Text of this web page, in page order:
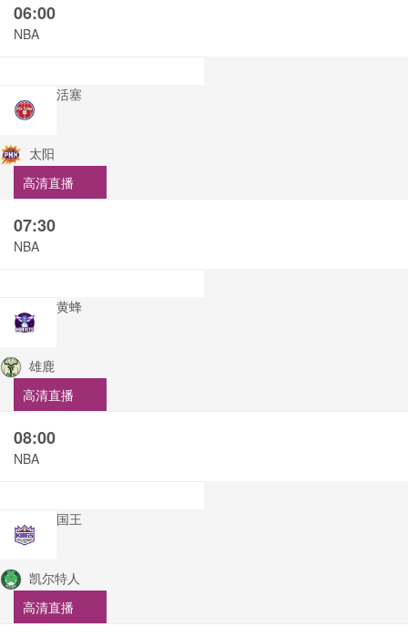
06:00
NBA
活塞
太阳
高清直播
07:30
NBA
黄蜂
雄鹿
高清直播
08:00
NBA
国王
凯尔特人
高清直播